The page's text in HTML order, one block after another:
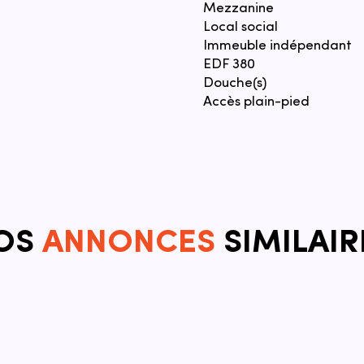
Mezzanine
Local social
Immeuble indépendant
EDF 380
Douche(s)
Accès plain-pied
ANNONCES